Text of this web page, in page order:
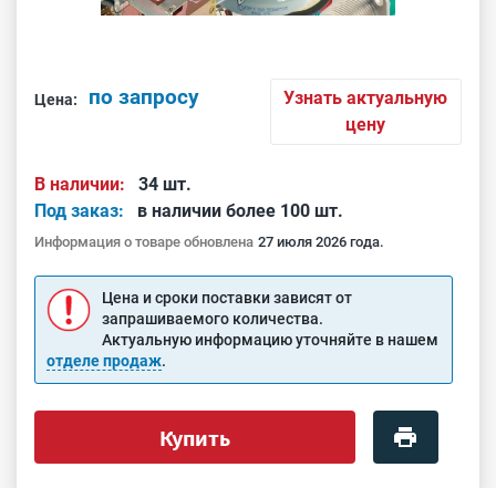
Цена: по запросу
Узнать актуальную
цену
В наличии:
34 шт.
Под заказ:
в наличии более 100 шт.
Информация о товаре обновлена 27 июля 2026 года.
Цена и сроки поставки зависят от
запрашиваемого количества.
Актуальную информацию уточняйте в нашем
отделе продаж.
Купить